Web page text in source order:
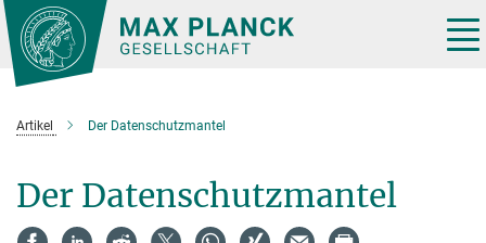
Hauptinhalt
Artikel Der Datenschutzmantel
Der Datenschutzmantel